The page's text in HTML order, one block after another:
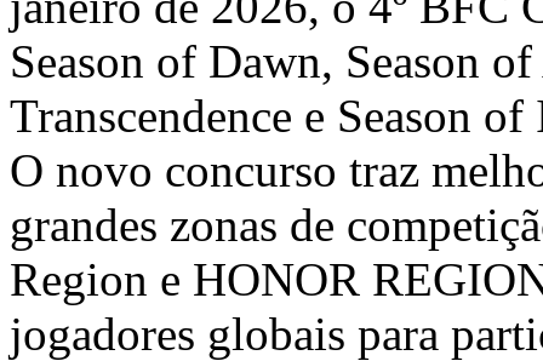
Season of Dawn, Season
Transcendence e Season
O novo concurso traz
grandes zonas de
Region e HONOR
jogadores globais para